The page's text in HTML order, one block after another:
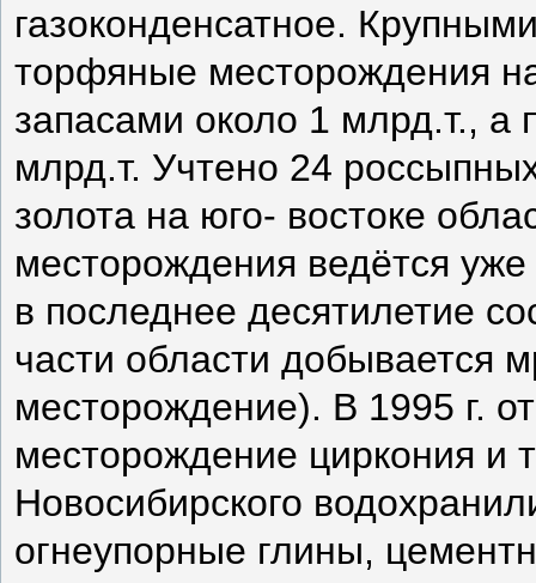
газоконденсатное.
торфяные месторождения
запасами около 1 млрд.т., а
млрд.т. Учтено 24
золота на юго- востоке
месторождения ведётся
в последнее десятилетие
части области добывается
месторождение). В 1995 г.
месторождение циркония и
Новосибирского
огнеупорные глины,